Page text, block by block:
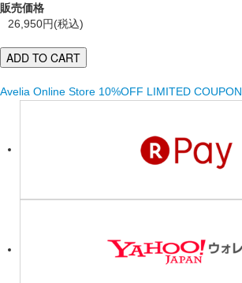
販売価格
26,950円(税込)
Avelia Online Store 10%OFF LIMITED COUPON